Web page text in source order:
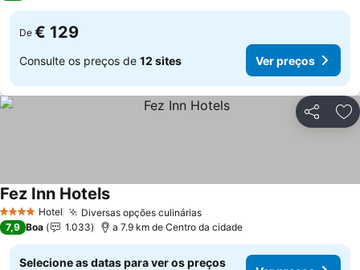
De € 129
Consulte os preços de 12 sites Ver preços
Partilhar
4 EstrelasHotel Diversas opções culináriasVer preços
Fez Inn HotelsVer preços
7,9 Boa 1.033 a 7.9 km de Centro da cidade
Selecione as datas para ver os preços